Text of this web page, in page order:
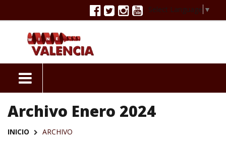
Select Language ▼
Archivo Enero 2024
INICIO ARCHIVO